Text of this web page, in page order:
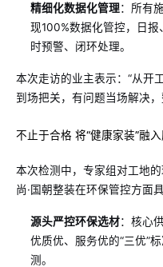
精细化数据化管理：所有
现100%数据化管控，日
时预警、闭环处理。
本次走访的业主表示：“从开
到场把关，有问题当场解决
不止于合格 将“健康家装”融
本次检测中，专家组对工地
尚·国朝整装在环保管控方面
源头严控环保选材：核心
优质优、服务优的“三优”
测。